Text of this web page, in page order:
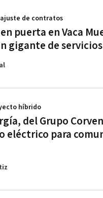
puerta en Vaca
gigante de servicios
de contratos
del Grupo
eléctrico para
híbrido